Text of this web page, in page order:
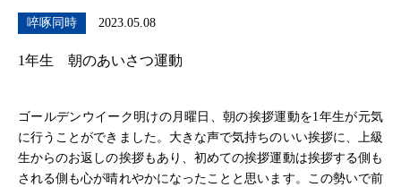
啐啄同時 2023.05.08
1年生 朝のあいさつ運動
ゴールデンウイーク明けの月曜日、朝の挨拶運動を1年生が元気
に行うことができました。大きな声で気持ちのいい挨拶に、上級
生からのお返しの挨拶もあり、初めての挨拶運動は挨拶する側も
される側も心が晴れやかになったことと思います。この勢いで前